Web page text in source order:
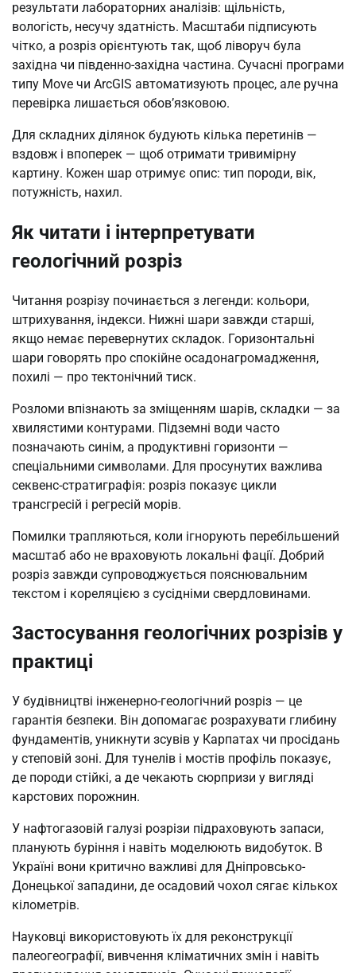
результати лабораторних аналізів: щільність,
вологість, несучу здатність. Масштаби підписують
чітко, а розріз орієнтують так, щоб ліворуч була
західна чи південно-західна частина. Сучасні програми
типу Move чи ArcGIS автоматизують процес, але ручна
перевірка лишається обов’язковою.
Для складних ділянок будують кілька перетинів —
вздовж і впоперек — щоб отримати тривимірну
картину. Кожен шар отримує опис: тип породи, вік,
потужність, нахил.
Як читати і інтерпретувати
геологічний розріз
Читання розрізу починається з легенди: кольори,
штрихування, індекси. Нижні шари завжди старші,
якщо немає перевернутих складок. Горизонтальні
шари говорять про спокійне осадонагромадження,
похилі — про тектонічний тиск.
Розломи впізнають за зміщенням шарів, складки — за
хвилястими контурами. Підземні води часто
позначають синім, а продуктивні горизонти —
спеціальними символами. Для просунутих важлива
секвенс-стратиграфія: розріз показує цикли
трансгресій і регресій морів.
Помилки трапляються, коли ігнорують перебільшений
масштаб або не враховують локальні фації. Добрий
розріз завжди супроводжується пояснювальним
текстом і кореляцією з сусідніми свердловинами.
Застосування геологічних розрізів у
практиці
У будівництві інженерно-геологічний розріз — це
гарантія безпеки. Він допомагає розрахувати глибину
фундаментів, уникнути зсувів у Карпатах чи просідань
у степовій зоні. Для тунелів і мостів профіль показує,
де породи стійкі, а де чекають сюрпризи у вигляді
карстових порожнин.
У нафтогазовій галузі розрізи підраховують запаси,
планують буріння і навіть моделюють видобуток. В
Україні вони критично важливі для Дніпровсько-
Донецької западини, де осадовий чохол сягає кількох
кілометрів.
Науковці використовують їх для реконструкції
палеогеографії, вивчення кліматичних змін і навіть